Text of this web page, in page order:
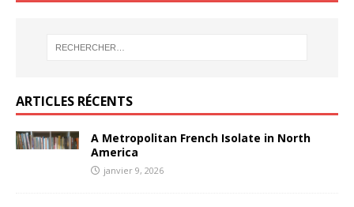
ARTICLES RÉCENTS
A Metropolitan French Isolate in North
America
janvier 9, 2026